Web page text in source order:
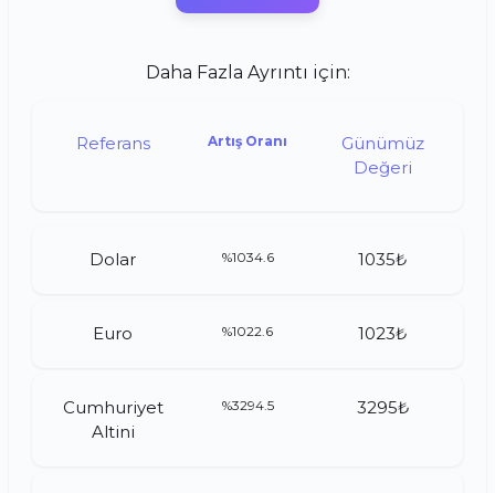
Daha Fazla Ayrıntı için:
Referans Artış Oranı
Günümüz
Değeri
Dolar %1034.6 1035₺
Euro %1022.6 1023₺
Cumhuriyet
Altini
%3294.5 3295₺